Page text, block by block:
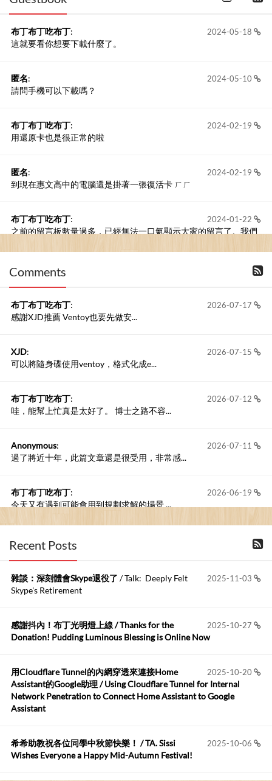
2024-05-18
布丁布丁吃布丁:
這就要看你想要下載什麼了。
2024-05-10
匿名:
請問手機可以下載嗎？
2024-02-19
布丁布丁吃布丁:
用還原卡也是很正常的啦
2024-02-19
匿名:
到現在惠文高中的電腦還是掛著一張復活卡 ㄏㄏ
2024-01-22
布丁布丁吃布丁:
之前的留言板數量過多，已經無法一口氣顯示大家的留言了。我們
Comments
2026-07-17
布丁布丁吃布丁:
感謝XJD推薦 Ventoy也要先做安...
2026-07-15
XJD:
可以將隨身碟使用ventoy，格式化成e...
2026-07-12
布丁布丁吃布丁:
哇，能幫上忙真是太好了。 博士之路不容...
2026-07-11
Anonymous:
過了將近十年，此篇文章還是很受用，非常感...
2026-06-19
布丁布丁吃布丁:
今天又有遇到可能會用到規劃求解的場景 ...
2026-06-18
布丁布丁吃布丁
kage好像也可以下載整個網站 感謝分享
Anonymous:
https://github.com/t...
布丁布丁吃布丁:
我目前並沒有常駐的Google Home...
2026-05-15
Robertmycs:
這篇WinXP公用電腦安裝與優化的步驟超...
您好,首先肯定感謝您造福許多莘莘學子。有...
Recent Posts
2025-11-03
雜談：深刻體會Skype退役了 / Talk: Deeply Felt
Skype's Retirement
2025-10-27
感謝抖內！布丁光明燈上線 / Thanks for the
Donation! Pudding Luminous Blessing is Online Now
2025-10-20
用Cloudflare Tunnel的內網穿透來連接Home
Assistant的Google助理 / Using Cloudflare Tunnel for Internal
Network Penetration to Connect Home Assistant to Google
Assistant
2025-10-06
希希助教祝各位同學中秋節快樂！ / TA. Sissi
Wishes Everyone a Happy Mid-Autumn Festival!